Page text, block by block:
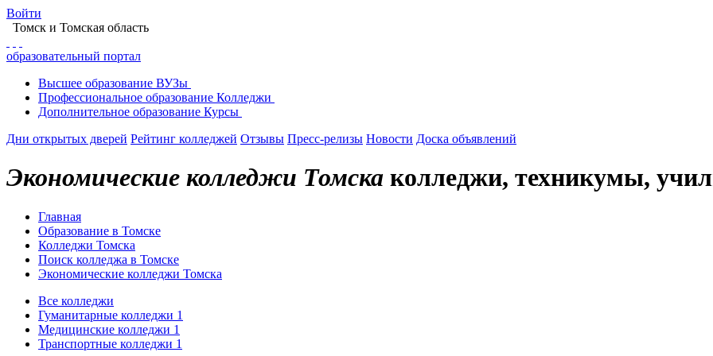
Войти
Томск и Томская область
образовательный портал
Высшее образование ВУЗы
Профессиональное образование Колледжи
Дополнительное образование Курсы
Дни открытых дверей Рейтинг колледжей Отзывы Пресс-релизы Новости Доска объявлений
Экономические колледжи Томска колледжи, техникумы,
Главная
Образование в Томске
Колледжи Томска
Поиск колледжа в Томске
Экономические колледжи Томска
Все колледжи
Гуманитарные колледжи 1
Медицинские колледжи 1
Транспортные колледжи 1